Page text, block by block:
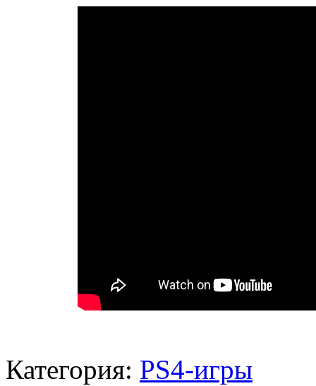
Категория: PS4-игры